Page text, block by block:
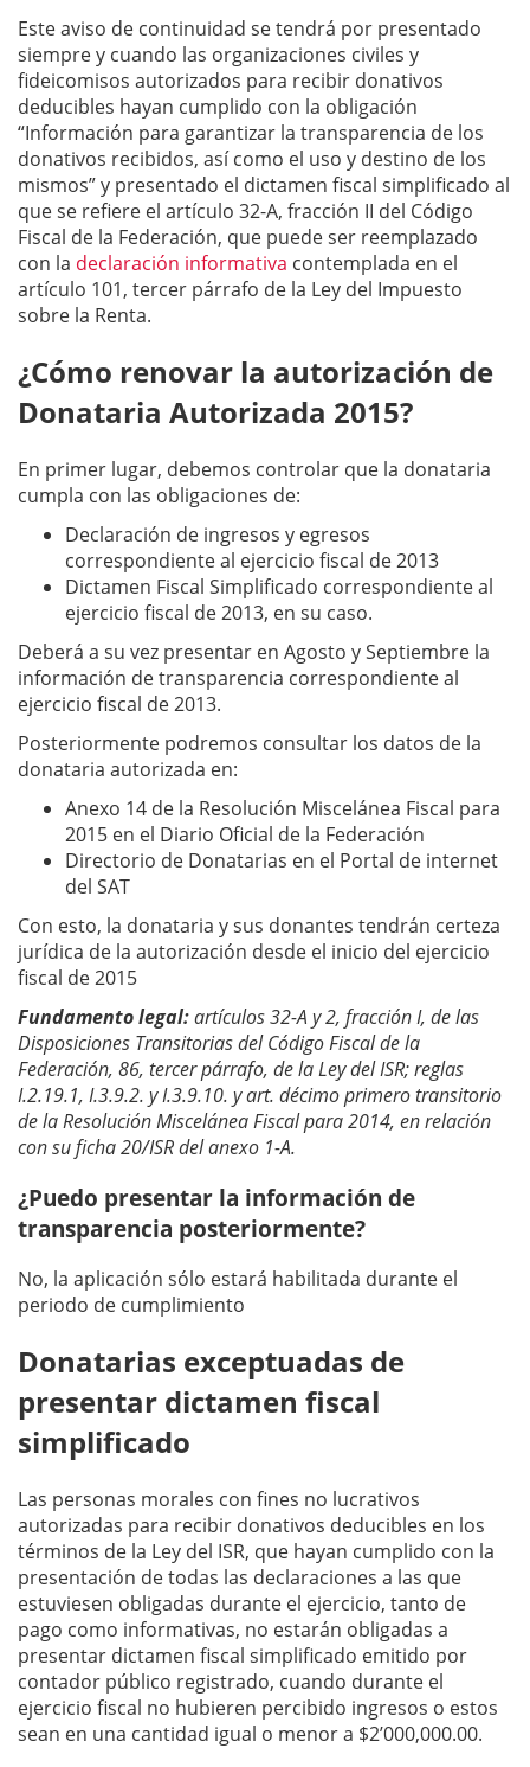
Este aviso de continuidad se tendrá por presentado
siempre y cuando las organizaciones civiles y
fideicomisos autorizados para recibir donativos
deducibles hayan cumplido con la obligación
“Información para garantizar la transparencia de los
donativos recibidos, así como el uso y destino de los
mismos” y presentado el dictamen fiscal simplificado al
que se refiere el artículo 32-A, fracción II del Código
Fiscal de la Federación, que puede ser reemplazado
con la declaración informativa contemplada en el
artículo 101, tercer párrafo de la Ley del Impuesto
sobre la Renta.
¿Cómo renovar la autorización de
Donataria Autorizada 2015?
En primer lugar, debemos controlar que la donataria
cumpla con las obligaciones de:
Declaración de ingresos y egresos
correspondiente al ejercicio fiscal de 2013
Dictamen Fiscal Simplificado correspondiente al
ejercicio fiscal de 2013, en su caso.
Deberá a su vez presentar en Agosto y Septiembre la
información de transparencia correspondiente al
ejercicio fiscal de 2013.
Posteriormente podremos consultar los datos de la
donataria autorizada en:
Anexo 14 de la Resolución Miscelánea Fiscal para
2015 en el Diario Oficial de la Federación
Directorio de Donatarias en el Portal de internet
del SAT
Con esto, la donataria y sus donantes tendrán certeza
jurídica de la autorización desde el inicio del ejercicio
fiscal de 2015
Fundamento legal:artículos 32-A y 2, fracción I, de las
Disposiciones Transitorias del Código Fiscal de la
Federación, 86, tercer párrafo, de la Ley del ISR; reglas
I.2.19.1, I.3.9.2. y I.3.9.10. y art. décimo primero transitorio
de la Resolución Miscelánea Fiscal para 2014, en relación
con su ficha 20/ISR del anexo 1-A.
¿Puedo presentar la información de
transparencia posteriormente?
No, la aplicación sólo estará habilitada durante el
periodo de cumplimiento
Donatarias exceptuadas de
presentar dictamen fiscal
simplificado
Las personas morales con fines no lucrativos
autorizadas para recibir donativos deducibles en los
términos de la Ley del ISR, que hayan cumplido con la
presentación de todas las declaraciones a las que
estuviesen obligadas durante el ejercicio, tanto de
pago como informativas, no estarán obligadas a
presentar dictamen fiscal simplificado emitido por
contador público registrado, cuando durante el
ejercicio fiscal no hubieren percibido ingresos o estos
sean en una cantidad igual o menor a $2’000,000.00.